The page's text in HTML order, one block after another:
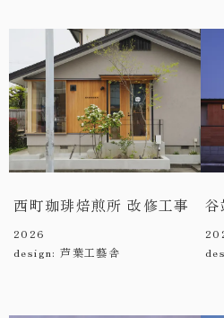
西町珈琲焙煎所 改修工事
2026
design: 芦葉工藝舎